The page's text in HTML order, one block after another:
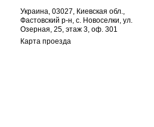
Украина, 03027, Киевская обл.,
Фастовский р-н, с. Новоселки, ул.
Озерная, 25, этаж 3, оф. 301
Карта проезда